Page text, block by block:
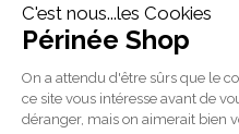
de muscler et de rééduquer
problèmes d'incontinence
,
de sensations durant les
Périnée Shop
a
pour la rééducation
l'incontinence à domicile :
biofeedback,cônes
connectées et
C'est nous...les Cookies
Périnée Shop
On a attendu d'être sûrs que le
ce site vous intéresse avant de
déranger, mais on aimerait bien